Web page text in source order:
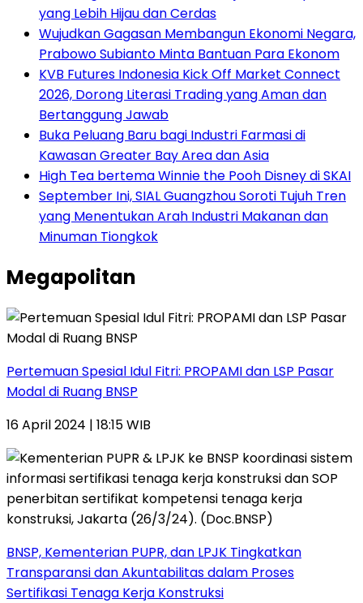
yang Lebih Hijau dan Cerdas
Wujudkan Gagasan Membangun Ekonomi Negara,
Prabowo Subianto Minta Bantuan Para Ekonom
KVB Futures Indonesia Kick Off Market Connect
2026, Dorong Literasi Trading yang Aman dan
Bertanggung Jawab
Buka Peluang Baru bagi Industri Farmasi di
Kawasan Greater Bay Area dan Asia
High Tea bertema Winnie the Pooh Disney di SKAI
September Ini, SIAL Guangzhou Soroti Tujuh Tren
yang Menentukan Arah Industri Makanan dan
Minuman Tiongkok
Megapolitan
Pertemuan Spesial Idul Fitri: PROPAMI dan LSP Pasar
Modal di Ruang BNSP
16 April 2024 | 18:15 WIB
BNSP, Kementerian PUPR, dan LPJK Tingkatkan
Transparansi dan Akuntabilitas dalam Proses
Sertifikasi Tenaga Kerja Konstruksi